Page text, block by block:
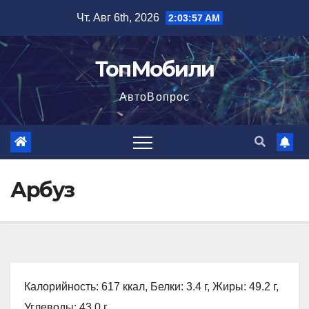
содержимому
Чт. Авг 6th, 2026 2:03:58 AM
ТопМобили
АвтоВопрос
Арбуз
Калорийность: 617 ккал, Белки: 3.4 г, Жиры: 49.2 г,